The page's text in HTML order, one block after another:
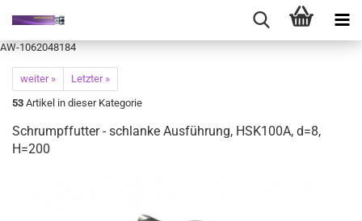
AW-1062048184
weiter »
Letzter »
53 Artikel in dieser Kategorie
Schrumpffutter - schlanke Ausführung, HSK100A, d=8,
H=200